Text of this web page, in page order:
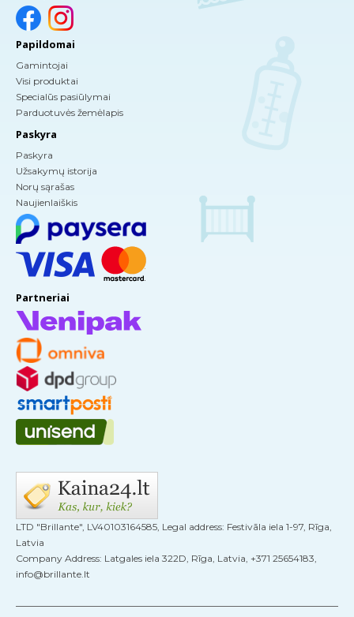
Papildomai
Gamintojai
Visi produktai
Specialūs pasiūlymai
Parduotuvės žemėlapis
Paskyra
Paskyra
Užsakymų istorija
Norų sąrašas
Naujienlaiškis
Partneriai
LTD "Brillante", LV40103164585, Legal address: Festivāla iela 1-97, Rīga,
Latvia
Company Address: Latgales iela 322D, Rīga, Latvia, +371 25654183,
info@brillante.lt